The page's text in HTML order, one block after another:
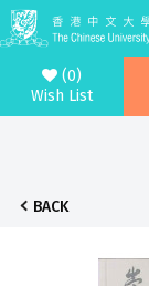
(0)
Wish List
BACK